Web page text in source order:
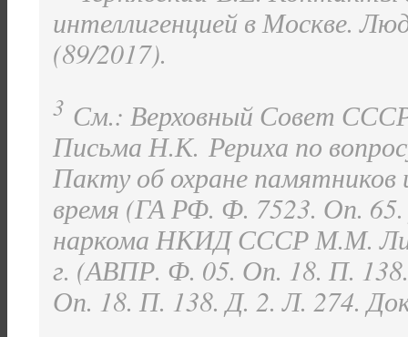
интеллигенцией в Москве.
(89/2017).
3 См.: Верховный Совет
Письма Н.К. Рериха по
Пакту об охране памятников
время (ГА РФ. Ф. 7523. Оп.
наркома НКИД СССР М.М.
г. (АВПР. Ф. 05. Оп. 18. П.
Оп. 18. П. 138. Д. 2. Л. 274.